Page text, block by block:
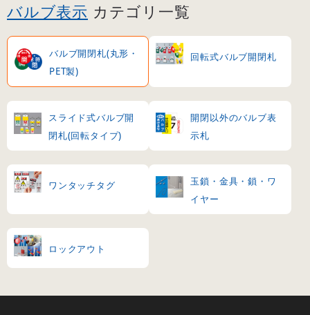
バルブ表示 カテゴリ一覧
バルブ開閉札(丸形・
PET製)
回転式バルブ開閉札
スライド式バルブ開
閉札(回転タイプ)
開閉以外のバルブ表
示札
ワンタッチタグ
玉鎖・金具・鎖・ワ
イヤー
ロックアウト